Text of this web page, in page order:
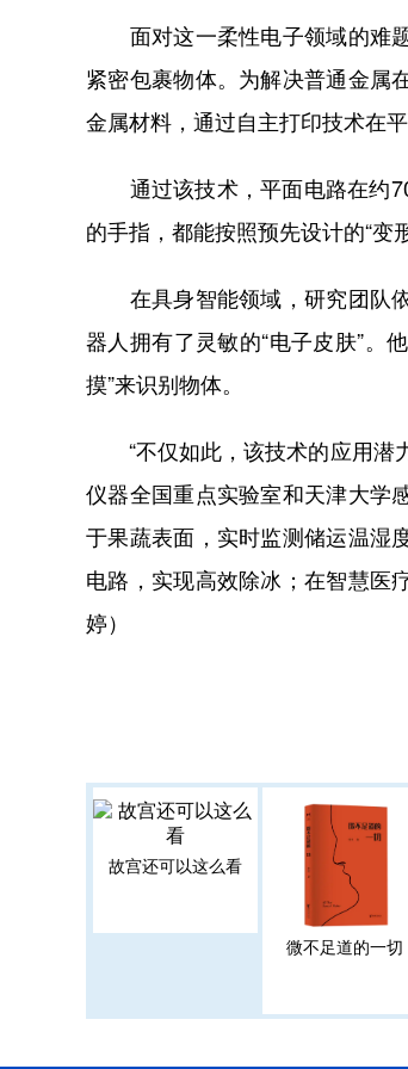
面对这一柔性电子领域的难题
紧密包裹物体。为解决普通金属
金属材料，通过自主打印技术在平
通过该技术，平面电路在约70
的手指，都能按照预先设计的“变
在具身智能领域，研究团队依
器人拥有了灵敏的“电子皮肤”。
摸”来识别物体。
“不仅如此，该技术的应用潜力
仪器全国重点实验室和天津大学
于果蔬表面，实时监测储运温湿
电路，实现高效除冰；在智慧医
婷）
故宫还可以这么看
微不足道的一切